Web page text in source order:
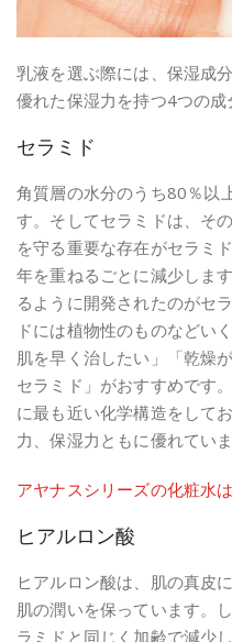
乳液を選ぶ際には、保湿成
優れた保湿力を持つ4つの成
セラミド
角質層の水分のうち80％以
す。そしてセラミドは、そ
を守る重要な存在がセラミ
年を重ねるごとに減少しま
るように開発されたのがセ
ドには植物性のものなどい
肌を早く治したい」「乾燥
セラミド」がおすすめです
に最も近い化学構造をして
力、保湿力ともに優れていま
アヤナスシリーズの化粧水
ヒアルロン酸
ヒアルロン酸は、肌の真皮
肌の潤いを保っています。
ラミドと同じく加齢で減少